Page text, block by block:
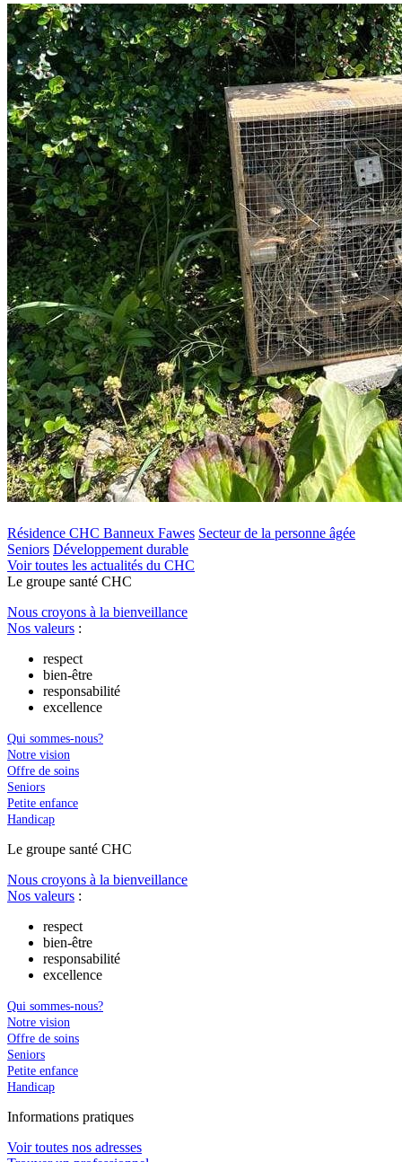
Résidence CHC Banneux Fawes Secteur de la personne âgée
Seniors Développement durable
Voir toutes les actualités du CHC
Le groupe santé CHC
Nous croyons à la bienveillance
Nos valeurs :
respect
bien-être
responsabilité
excellence
Qui sommes-nous?
Notre vision
Offre de soins
Seniors
Petite enfance
Handicap
Le groupe santé CHC
Nous croyons à la bienveillance
Nos valeurs :
respect
bien-être
responsabilité
excellence
Qui sommes-nous?
Notre vision
Offre de soins
Seniors
Petite enfance
Handicap
Informations pratiques
Voir toutes nos adresses